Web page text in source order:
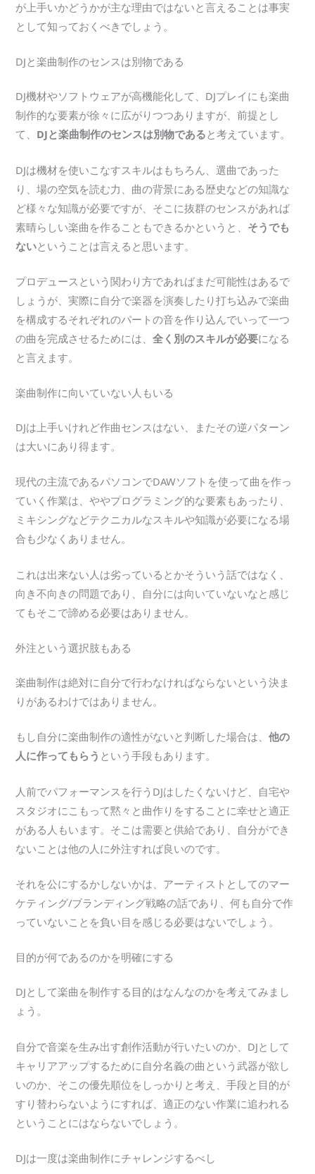
が上手いかどうかが主な理由ではないと言えることは事実
として知っておくべきでしょう。
DJと楽曲制作のセンスは別物である
DJ機材やソフトウェアが高機能化して、DJプレイにも楽曲
制作的な要素が徐々に広がりつつありますが、前提とし
て、 DJと楽曲制作のセンスは別物であると考えています。
DJは機材を使いこなすスキルはもちろん、選曲であった
り、場の空気を読む力、曲の背景にある歴史などの知識な
ど様々な知識が必要ですが、そこに抜群のセンスがあれば
素晴らしい楽曲を作ることもできるかというと、 そうでも
ないということは言えると思います。
プロデュースという関わり方であればまだ可能性はあるで
しょうが、実際に自分で楽器を演奏したり打ち込みで楽曲
を構成するそれぞれのパートの音を作り込んでいって一つ
の曲を完成させるためには、全く別のスキルが必要になる
と言えます。
楽曲制作に向いていない人もいる
DJは上手いけれど作曲センスはない、またその逆パターン
は大いにあり得ます。
現代の主流であるパソコンでDAWソフトを使って曲を作っ
ていく作業は、ややプログラミング的な要素もあったり、
ミキシングなどテクニカルなスキルや知識が必要になる場
合も少なくありません。
これは出来ない人は劣っているとかそういう話ではなく、
向き不向きの問題であり、自分には向いていないなと感じ
てもそこで諦める必要はありません。
外注という選択肢もある
楽曲制作は絶対に自分で行わなければならないという決ま
りがあるわけではありません。
もし自分に楽曲制作の適性がないと判断した場合は、他の
人に作ってもらう という手段もあります。
人前でパフォーマンスを行うDJはしたくないけど、自宅や
スタジオにこもって黙々と曲作りをすることに幸せと適正
がある人もいます。そこは需要と供給であり、自分ができ
ないことは他の人に外注すれば良いのです。
それを公にするかしないかは、アーティストとしてのマー
ケティング/ブランディング戦略の話であり、何も自分で作
っていないことを負い目を感じる必要はないでしょう。
目的が何であるのかを明確にする
DJとして楽曲を制作する目的はなんなのかを考えてみまし
ょう。
自分で音楽を生み出す創作活動が行いたいのか、DJとして
キャリアアップするために自分名義の曲という武器が欲し
いのか、そこの優先順位をしっかりと考え、手段と目的が
すり替わらないようにすれば、適正のない作業に追われる
ということにはならないでしょう。
DJは一度は楽曲制作にチャレンジするべし